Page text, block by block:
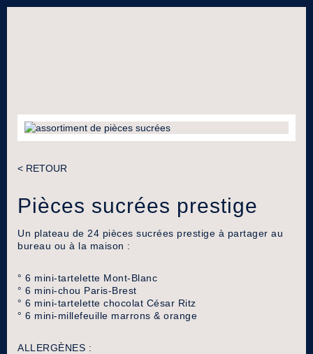
< RETOUR
Pièces sucrées prestige
Un plateau de 24 pièces sucrées prestige à partager au
bureau ou à la maison :
° 6 mini-tartelette Mont-Blanc
° 6 mini-chou Paris-Brest
° 6 mini-tartelette chocolat César Ritz
° 6 mini-millefeuille marrons & orange
ALLERGÈNES :